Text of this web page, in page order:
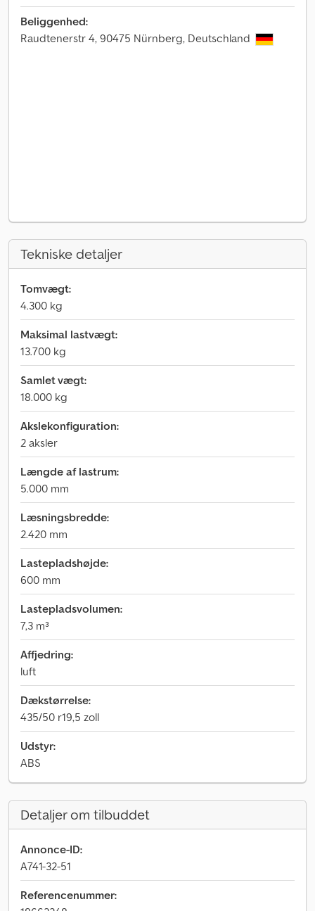
Beliggenhed:
Raudtenerstr 4, 90475 Nürnberg, Deutschland
Tekniske detaljer
Tomvægt:
4.300 kg
Maksimal lastvægt:
13.700 kg
Samlet vægt:
18.000 kg
Akslekonfiguration:
2 aksler
Længde af lastrum:
5.000 mm
Læsningsbredde:
2.420 mm
Lastepladshøjde:
600 mm
Lastepladsvolumen:
7,3 m³
Affjedring:
luft
Dækstørrelse:
435/50 r19,5 zoll
Udstyr:
ABS
Detaljer om tilbuddet
Annonce-ID:
A741-32-51
Referencenummer: